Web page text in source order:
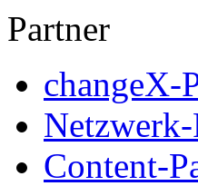
Partner
changeX-
Content-